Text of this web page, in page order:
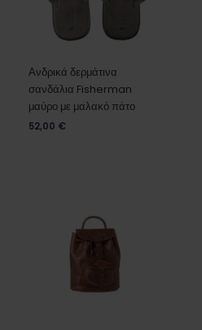
Ανδρικά δερμάτινα
σανδάλια Fisherman
μαύρο με μαλακό πάτο
52,00 €